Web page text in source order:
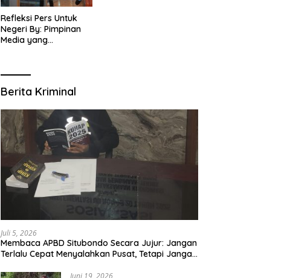
Refleksi Pers Untuk
Negeri By: Pimpinan
Media yang
MULTIMEDIA
Berita Kriminal
Juli 5, 2026
Membaca APBD Situbondo Secara Jujur: Jangan
Terlalu Cepat Menyalahkan Pusat, Tetapi Jangan
Daerah